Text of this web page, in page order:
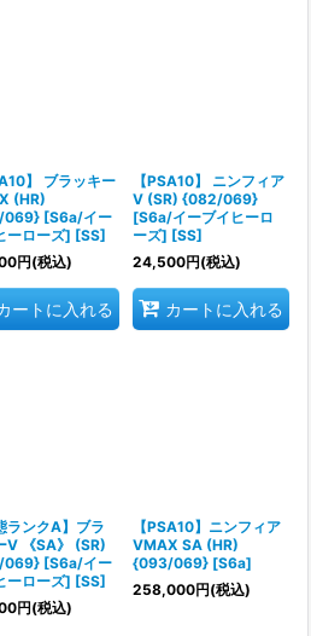
】 ブラッキー
(HR)
[S6a/イー
ーローズ] [SS]
円(税込)
ートに入れる
【PSA10】 ニンフィア
V (SR) {082/069}
[S6a/イーブイヒーロ
ーズ] [SS]
24,500円(税込)
カートに入れる
ランクA】ブラ
V 《SA》 (SR)
[S6a/イー
ーローズ] [SS]
円(税込)
【PSA10】ニンフィア
VMAX SA (HR)
{093/069} [S6a]
258,000円(税込)